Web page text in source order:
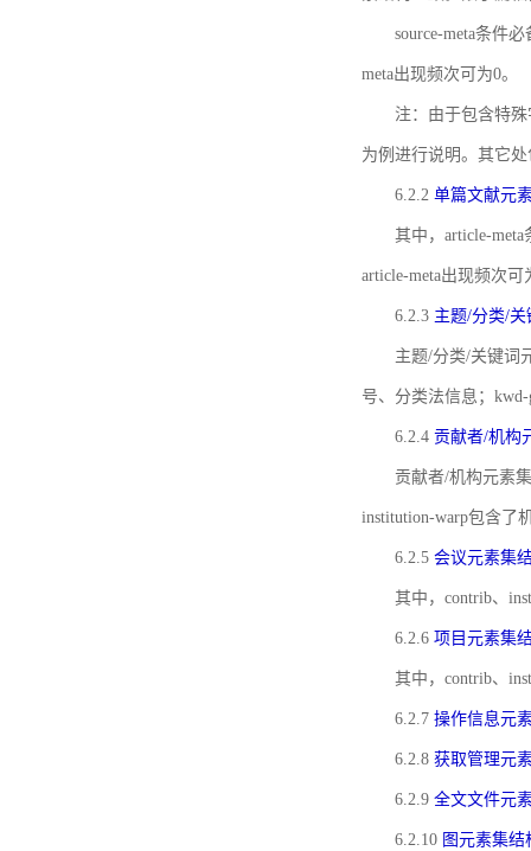
source-meta条件
meta出现频次可为0。
注：由于包含特殊
为例进行说明。其它
6.2.2 单篇文献元
其中，article-
article-meta出现频次可
6.2.3 主题/分类/
主题/分类/关键词
号、分类法信息；
6.2.4 贡献者/机构
贡献者/机构元素
institution-warp包含了
6.2.5 会议元素集
其中，contrib、
6.2.6 项目元素集
其中，contrib、
6.2.7 操作信息元
6.2.8 获取管理元
6.2.9 全文文件元
6.2.10 图元素集结